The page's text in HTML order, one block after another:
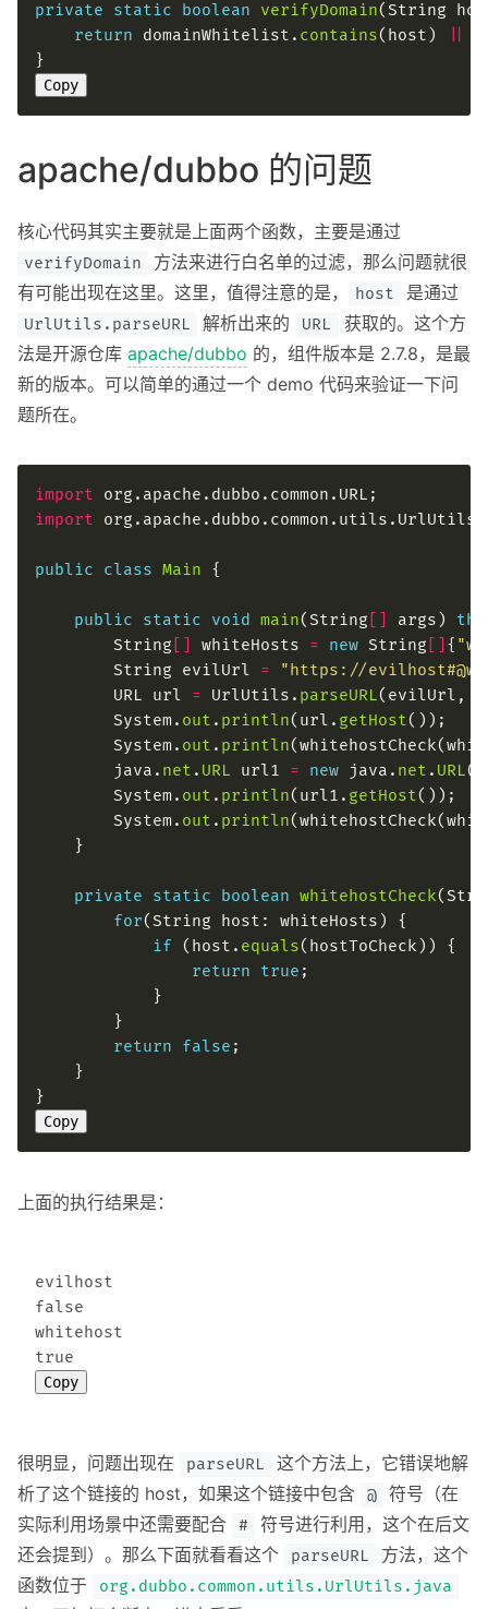
private static boolean verifyDomain(String
return domainWhitelist. contains(host)
Copy
apache/dubbo 的问题
核心代码其实主要就是上面两个函数，主要是通过
verifyDomain
方法来进行白名单的过滤，那么问题就很
有可能出现在这里。这里，值得注意的是，
host 是通过
UrlUtils.parseURL 解析出来的 URL
获取的。这个方
法是开源仓库 apache/dubbo 的，组件版本是 2.7.8，是最
新的版本。可以简单的通过一个 demo 代码来验证一下问
题所在。
import
import
public class Main
public static void main(String args)
        String
whiteHosts = new String {
        String evilUrl
=
"https://
        URL url
= UrlUtils. parseURL(evilUrl,
        System.
out . println(url. getHost
        System.
out . println
        java.
net . URL url1 = new java. net . URL
        System.
out . println(url1. getHost
        System.
out . println
private static boolean whitehostCheck
for
if (host. equals
return
true
return
false
Copy
上面的执行结果是：
evilhost
false
whitehost
Copy
很明显，问题出现在 parseURL
这个方法上，它错误地解
析了这个链接的 host，如果这个链接中包含
@
符号（在
实际利用场景中还需要配合
#
符号进行利用，这个在后文
还会提到）。那么下面就看看这个
parseURL
方法，这个
函数位于
org.dubbo.common.utils.UrlUtils.java